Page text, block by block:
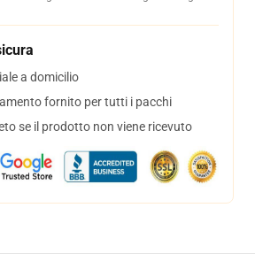
a domicilio
fornito per tutti i pacchi
se il prodotto non viene ricevuto